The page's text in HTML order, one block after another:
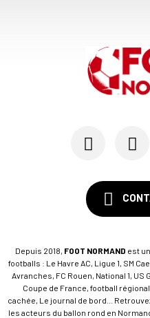
Depuis 2018, FOOT NORMAND est
footballs : Le Havre AC, Ligue 1, SM
Avranches, FC Rouen, National 1, US
Coupe de France, football
cachée, Le journal de bord...
les acteurs du ballon rond en